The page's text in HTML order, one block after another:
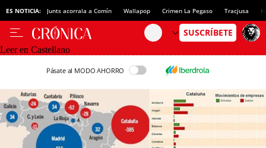
ES NOTICIA: Junts acorrala a Comín Wallapop Crimen La Pegaso Tracjusa
Leer en Castellano
Pásate al MODO AHORRO